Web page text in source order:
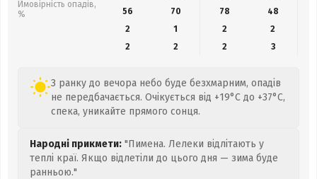
Ймовірність опадів,
%
56
70 78 48
2
1 2
2
2
2 2 3
З ранку до вечора небо буде безхмарним, опадів
не передбачається. Очікується від +19°C до +37°C,
спека, уникайте прямого сонця.
Народні прикмети: "Пимена. Лелеки відлітають у
теплі краї. Якщо відлетіли до цього дня — зима буде
ранньою."